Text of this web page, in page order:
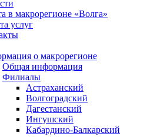
в макрорегионе «Волга»
услуг
о макрорегионе
Общая информация
Филиалы
Астраханский
Волгоградский
Дагестанский
Ингушский
Кабардино-Балкарский